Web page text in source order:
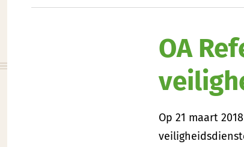
OA
Op 21 maart